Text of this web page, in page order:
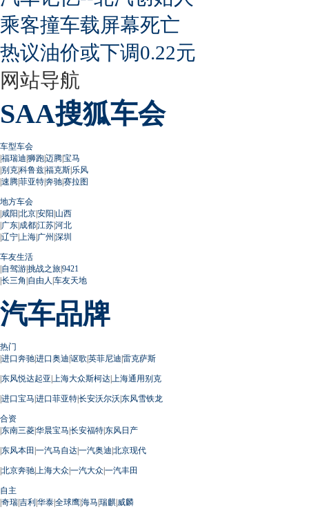
乘客撞车载屏幕死亡
热议油价或下调0.22元
网站导航
SAA搜狐车会
车型车会
|福瑞迪|狮跑|迈腾|宝马
|别克|科鲁兹|福克斯|乐风
|速腾|菲亚特|奔驰|赛拉图
地方车会
|咸阳|北京|安阳|山西
|广东|成都|江苏|河北
|辽宁| 上海|广州 |深圳
车友生活
|自驾游|挑战之旅|9421
|长三角 |自由人 |车友天地
汽车品牌
热门
|进口奔驰|进口奥迪|讴歌|英菲尼迪|雷克萨斯
|东风悦达起亚| 上海大众斯柯达| 上海通用别克
|进口宝马|进口菲亚特|长安沃尔沃|东风雪铁龙
合资
|东南三菱|华晨宝马|长安福特|东风日产
|东风本田 |一汽马自达|一汽奥迪|北京现代
|北京奔驰| 上海大众|一汽大众|一汽丰田
自主
|奇瑞|吉利|华泰|全球鹰|海马|瑞麒|威麟